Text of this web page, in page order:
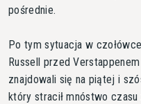
pośrednie.
Po tym sytuacja w
Russell przed
znajdowali się na piątej i
który stracił mnóstwo